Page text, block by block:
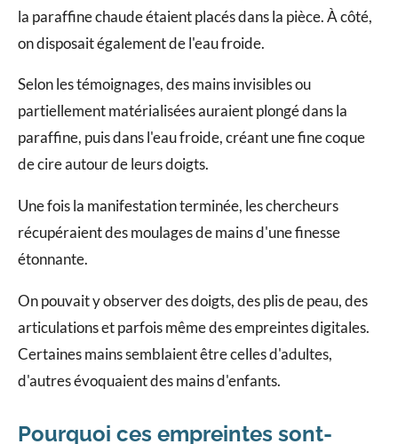
la paraffine chaude étaient placés dans la pièce. À côté,
on disposait également de l'eau froide.
Selon les témoignages, des mains invisibles ou
partiellement matérialisées auraient plongé dans la
paraffine, puis dans l'eau froide, créant une fine coque
de cire autour de leurs doigts.
Une fois la manifestation terminée, les chercheurs
récupéraient des moulages de mains d'une finesse
étonnante.
On pouvait y observer des doigts, des plis de peau, des
articulations et parfois même des empreintes digitales.
Certaines mains semblaient être celles d'adultes,
d'autres évoquaient des mains d'enfants.
Pourquoi ces empreintes sont-